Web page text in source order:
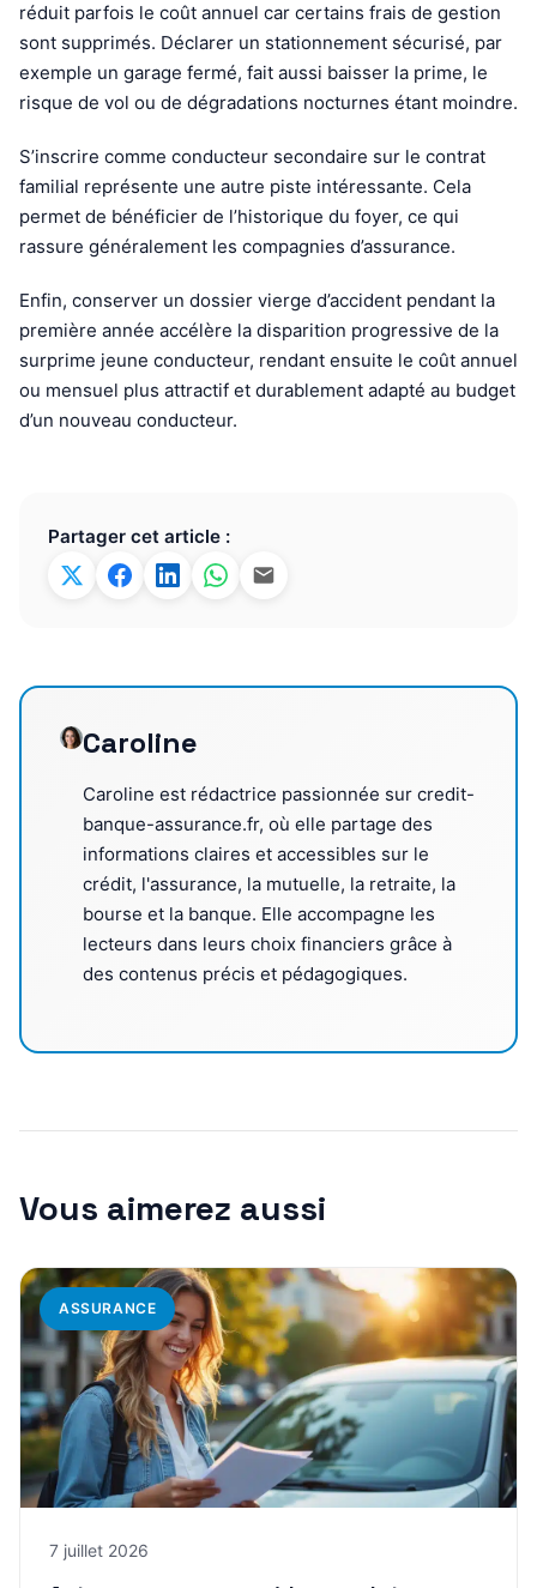
réduit parfois le coût annuel car certains frais de gestion
sont supprimés. Déclarer un stationnement sécurisé, par
exemple un garage fermé, fait aussi baisser la prime, le
risque de vol ou de dégradations nocturnes étant moindre.
S’inscrire comme conducteur secondaire sur le contrat
familial représente une autre piste intéressante. Cela
permet de bénéficier de l’historique du foyer, ce qui
rassure généralement les compagnies d’assurance.
Enfin, conserver un dossier vierge d’accident pendant la
première année accélère la disparition progressive de la
surprime jeune conducteur, rendant ensuite le coût annuel
ou mensuel plus attractif et durablement adapté au budget
d’un nouveau conducteur.
Partager cet article :
Caroline
Caroline est rédactrice passionnée sur credit-
banque-assurance.fr, où elle partage des
informations claires et accessibles sur le
crédit, l'assurance, la mutuelle, la retraite, la
bourse et la banque. Elle accompagne les
lecteurs dans leurs choix financiers grâce à
des contenus précis et pédagogiques.
Vous aimerez aussi
ASSURANCE
7 juillet 2026